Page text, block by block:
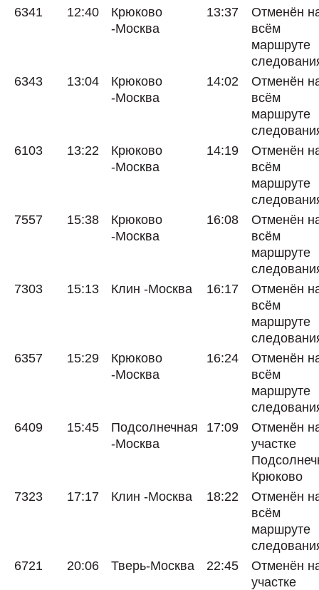
6341
12:40
Крюково
-Москва
13:37
Отменён
всём
маршруте
6343
13:04
Крюково
-Москва
14:02
Отменён
всём
маршруте
6103
13:22
Крюково
-Москва
14:19
Отменён
всём
маршруте
7557
15:38
Крюково
-Москва
16:08
Отменён
всём
маршруте
7303
15:13 Клин -Москва 16:17
Отменён
всём
маршруте
6357
15:29
Крюково
-Москва
16:24
Отменён
всём
маршруте
6409
15:45
Подсолнечная
-Москва
17:09
Отменён
участке
Крюково
7323
17:17 Клин -Москва 18:22
Отменён
всём
маршруте
6721
20:06 Тверь-Москва 22:45
Отменён
участке